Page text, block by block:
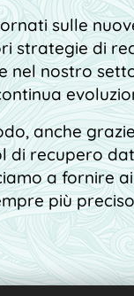
sulle
strategie di
nel nostro
anche
di recupero
a fornire
più